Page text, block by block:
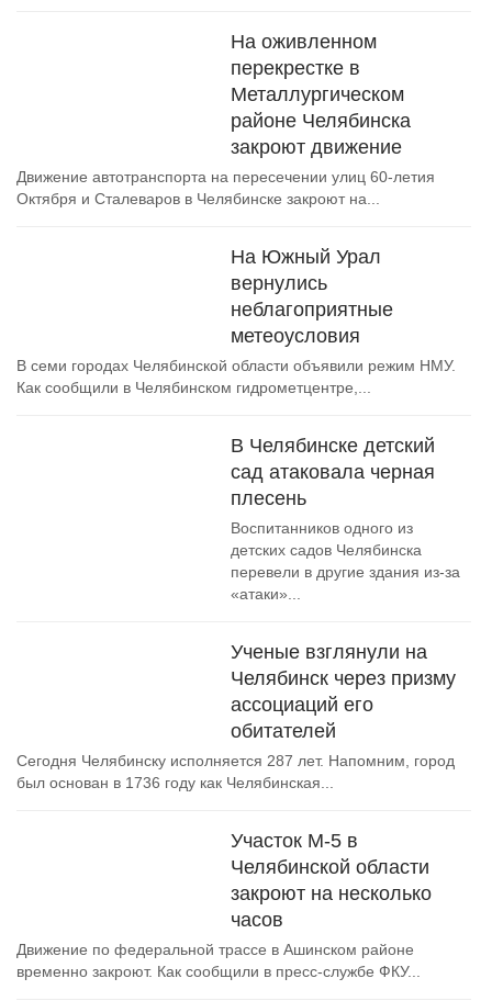
На оживленном
перекрестке в
Металлургическом
районе Челябинска
закроют движение
Движение автотранспорта на пересечении улиц 60-летия
Октября и Сталеваров в Челябинске закроют на...
На Южный Урал
вернулись
неблагоприятные
метеоусловия
В семи городах Челябинской области объявили режим НМУ.
Как сообщили в Челябинском гидрометцентре,...
В Челябинске детский
сад атаковала черная
плесень
Воспитанников одного из
детских садов Челябинска
перевели в другие здания из-за
«атаки»...
Ученые взглянули на
Челябинск через призму
ассоциаций его
обитателей
Сегодня Челябинску исполняется 287 лет. Напомним, город
был основан в 1736 году как Челябинская...
Участок М-5 в
Челябинской области
закроют на несколько
часов
Движение по федеральной трассе в Ашинском районе
временно закроют. Как сообщили в пресс-службе ФКУ...